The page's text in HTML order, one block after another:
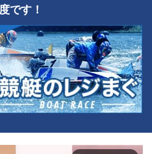
です！